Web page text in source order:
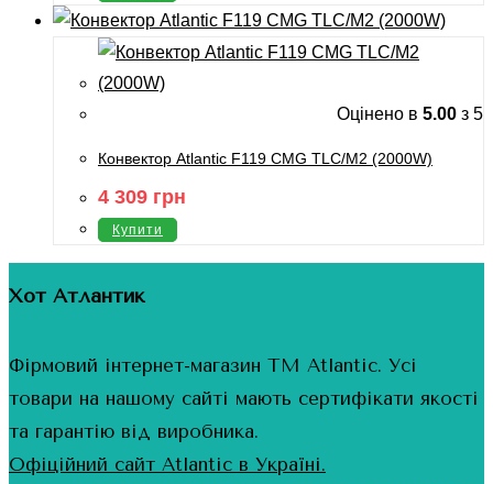
Оцінено в 5.00 з 5
Конвектор Atlantic F119 CMG TLC/M2 (2000W)
4 309 грн
Купити
Хот Атлантик
Фірмовий інтернет-магазин ТМ Atlantic. Усі
товари на нашому сайті мають сертифікати якості
та гарантію від виробника.
Офіційний сайт Atlantic в Україні.